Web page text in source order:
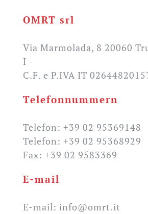
OMRT srl
Via Marmolada, 8 20060
I -
C.F. e P.IVA IT
Telefonnummern
Telefon: +39 02 95369148
Telefon: +39 02 95368929
Fax: +39 02 9583369
E-mail
E-mail: info@omrt.it